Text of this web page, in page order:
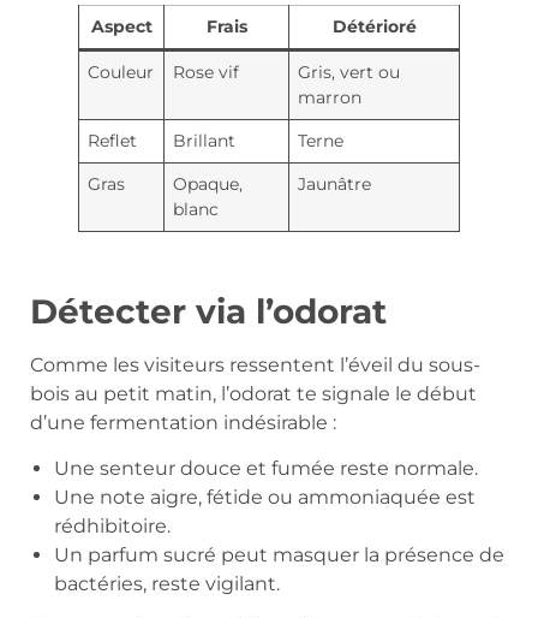
Aspect Frais Détérioré
Couleur Rose vif
Gris, vert ou
marron
Reflet
Brillant
Terne
Gras
Opaque,
blanc
Jaunâtre
Détecter via l’odorat
Comme les visiteurs ressentent l’éveil du sous-
bois au petit matin, l’odorat te signale le début
d’une fermentation indésirable :
Une senteur douce et fumée reste normale.
Une note aigre, fétide ou ammoniaquée est
rédhibitoire.
Un parfum sucré peut masquer la présence de
bactéries, reste vigilant.